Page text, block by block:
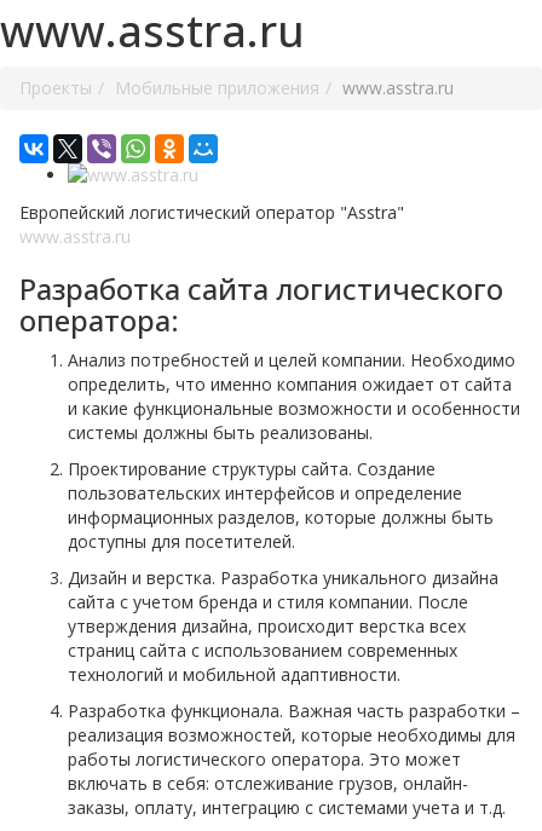
www.asstra.ru
Проекты Мобильные приложения www.asstra.ru
Европейский логистический оператор "Asstra"
www.asstra.ru
Разработка сайта логистического
оператора:
Анализ потребностей и целей компании. Необходимо
определить, что именно компания ожидает от сайта
и какие функциональные возможности и особенности
системы должны быть реализованы.
Проектирование структуры сайта. Создание
пользовательских интерфейсов и определение
информационных разделов, которые должны быть
доступны для посетителей.
Дизайн и верстка. Разработка уникального дизайна
сайта с учетом бренда и стиля компании. После
утверждения дизайна, происходит верстка всех
страниц сайта с использованием современных
технологий и мобильной адаптивности.
Разработка функционала. Важная часть разработки –
реализация возможностей, которые необходимы для
работы логистического оператора. Это может
включать в себя: отслеживание грузов, онлайн-
заказы, оплату, интеграцию с системами учета и т.д.